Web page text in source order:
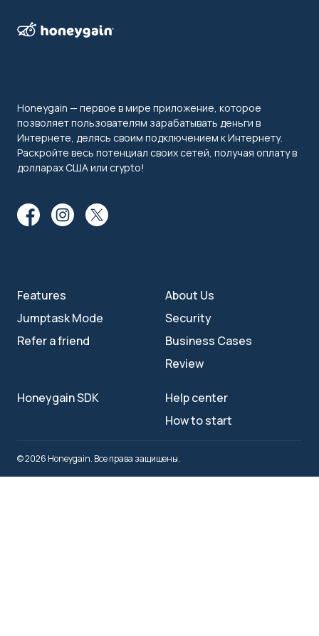
Honeygain — первое в мире приложение, которое
позволяет пользователям зарабатывать деньги в
Интернете, делясь своим подключением к Интернету.
Раскройте весь потенциал своих сетей, получая оплату в
долларах США или crypto!
Features
Jumptask Mode
Refer a friend
About Us
Security
Business Cases
Review
Honeygain SDK
Help center
How to start
© 2026 Honeygain. Все права защищены.